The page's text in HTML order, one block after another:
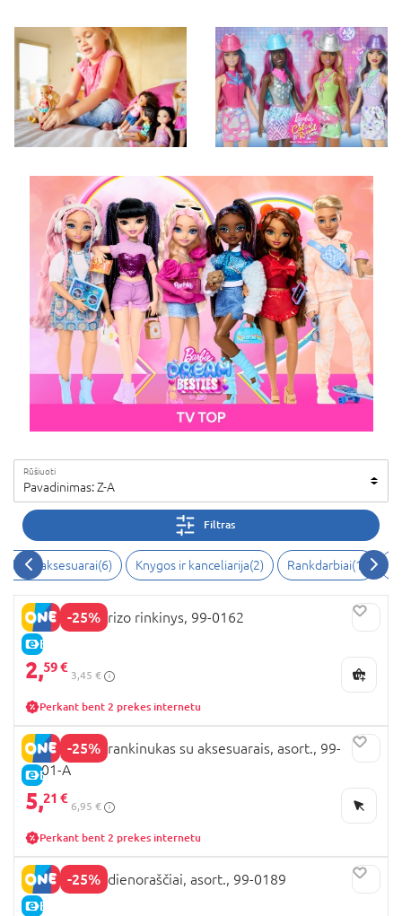
Rūšiuoti
Pavadinimas: Z-A
Filtras
Stiliaus aksesuarai(6) Knygos ir kanceliarija(2) Rankdarbiai(1)
-25%
E-KAINA
BARBIE siurprizo rinkinys, 99-0162
2,59 €
3,45 €
Perkant bent 2 prekes internetu
-25%
E-KAINA
BARBIE mini rankinukas su aksesuarais, asort., 99-
0101-A
5,21 €
6,95 €
Perkant bent 2 prekes internetu
-25%
E-KAINA
BARBIE mini dienoraščiai, asort., 99-0189